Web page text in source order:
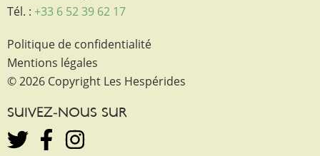
Tél. : +33 6 52 39 62 17
Politique de confidentialité
Mentions légales
© 2026 Copyright Les Hespérides
SUIVEZ-NOUS SUR